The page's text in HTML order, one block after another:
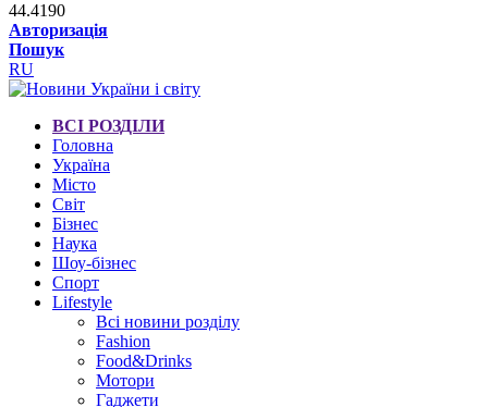
44.4190
Авторизація
Пошук
RU
ВСІ РОЗДІЛИ
Головна
Україна
Місто
Світ
Бізнес
Наука
Шоу-бізнес
Спорт
Lifestyle
Всі новини розділу
Fashion
Food&Drinks
Мотори
Гаджети